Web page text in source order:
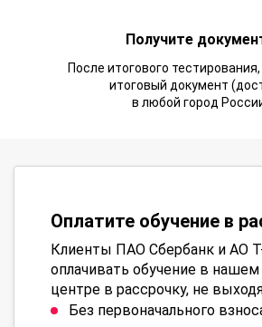
Получите
После итогового
итоговый документ
в любой город
Оплатите обучение в
Клиенты ПАО Сбербанк и АО
оплачивать обучение в
центре в рассрочку, не
Без первоначального